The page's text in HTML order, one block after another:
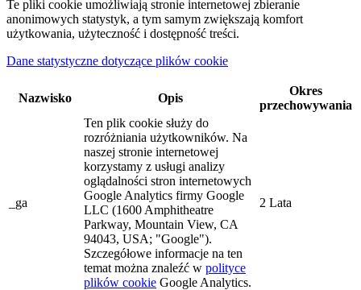
Te pliki cookie umożliwiają stronie internetowej zbieranie
anonimowych statystyk, a tym samym zwiększają komfort
użytkowania, użyteczność i dostępność treści.
Dane statystyczne dotyczące plików cookie
Nazwisko Opis
Okres
przechowywania
_ga
Ten plik cookie służy do
rozróżniania użytkowników. Na
naszej stronie internetowej
korzystamy z usługi analizy
oglądalności stron internetowych
Google Analytics firmy Google
LLC (1600 Amphitheatre
Parkway, Mountain View, CA
94043, USA; "Google").
Szczegółowe informacje na ten
temat można znaleźć w polityce
plików cookie Google Analytics.
2 Lata